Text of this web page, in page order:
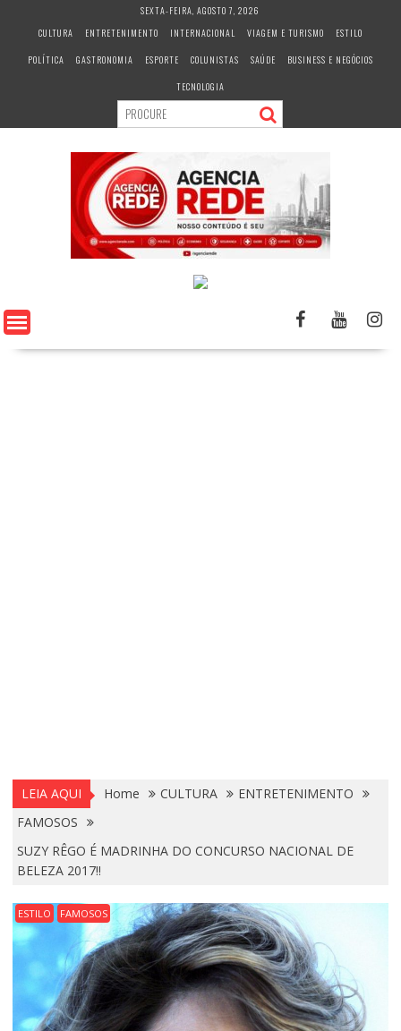
c
SEXTA-FEIRA, AGOSTO 7, 2026
CULTURA
ENTRETENIMENTO INTERNACIONAL VIAGEM E TURISMO
ESTILO
POLÍTICA
GASTRONOMIA ESPORTE COLUNISTAS SAÚDE
BUSINESS E NEGÓCIOS
TECNOLOGIA
LEIA AQUI Home CULTURA
ENTRETENIMENTO
FAMOSOS
SUZY RÊGO É MADRINHA DO CONCURSO NACIONAL DE
BELEZA 2017!!
ESTILO FAMOSOS